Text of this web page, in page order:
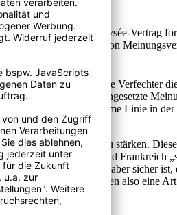
machte.
Wie es schon im Élysée-Vertrag
aufgrund von
werden. Während die Verfechter
die genau ent­gegengesetzte
Eine gemeinsame Linie in
Willen Westeuropa zu stärken.
dass Deutschland und Frankreich
Integration, aber sicher ist,
Beide Länder bilden also eine